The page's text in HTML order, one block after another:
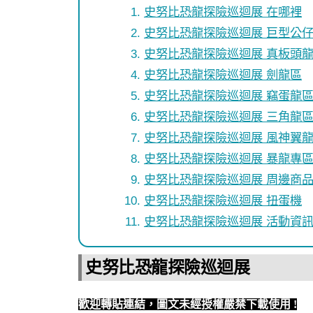
史努比恐龍探險巡迴展 在哪裡
史努比恐龍探險巡迴展 巨型公仔
史努比恐龍探險巡迴展 真板頭
史努比恐龍探險巡迴展 劍龍區
史努比恐龍探險巡迴展 竊蛋龍區
史努比恐龍探險巡迴展 三角龍區
史努比恐龍探險巡迴展 風神翼
史努比恐龍探險巡迴展 暴龍專區
史努比恐龍探險巡迴展 周邊商品
史努比恐龍探險巡迴展 扭蛋機
史努比恐龍探險巡迴展 活動資訊
史努比恐龍探險巡迴展
歡迎轉貼連結，圖文未經授權嚴禁下載使用 !